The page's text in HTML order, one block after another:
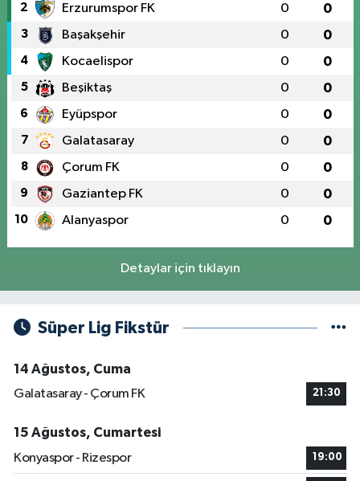
2 Erzurumspor FK 0 0
3 Başakşehir 0 0
4 Kocaelispor 0 0
5 Beşiktaş 0 0
6 Eyüpspor 0 0
7 Galatasaray 0 0
8 Çorum FK 0 0
9 Gaziantep FK 0 0
10 Alanyaspor 0 0
Detaylar için tıklayın
Süper Lig Fikstür
14 Ağustos, Cuma
Galatasaray - Çorum FK
21:30
15 Ağustos, Cumartesi
Konyaspor - Rizespor
19:00